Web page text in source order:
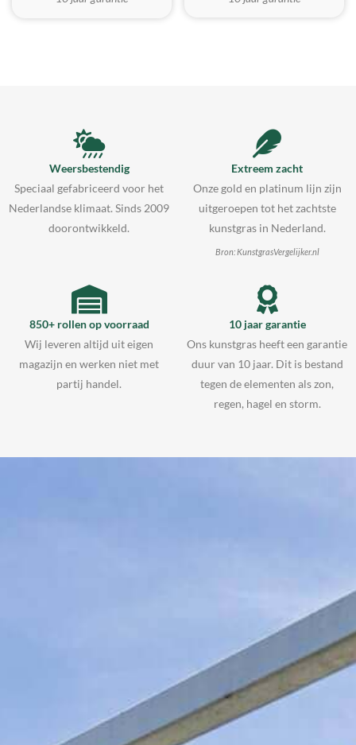
Weersbestendig
Speciaal gefabriceerd voor het
Nederlandse klimaat. Sinds 2009
doorontwikkeld.
Extreem zacht
Onze gold en platinum lijn zijn
uitgeroepen tot het zachtste
kunstgras in Nederland.
Bron: KunstgrasVergelijker.nl
850+ rollen op voorraad
Wij leveren altijd uit eigen
magazijn en werken niet met
partij handel.
10 jaar garantie
Ons kunstgras heeft een garantie
duur van 10 jaar. Dit is bestand
tegen de elementen als zon,
regen, hagel en storm.